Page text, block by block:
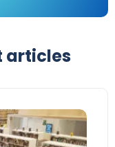
articles